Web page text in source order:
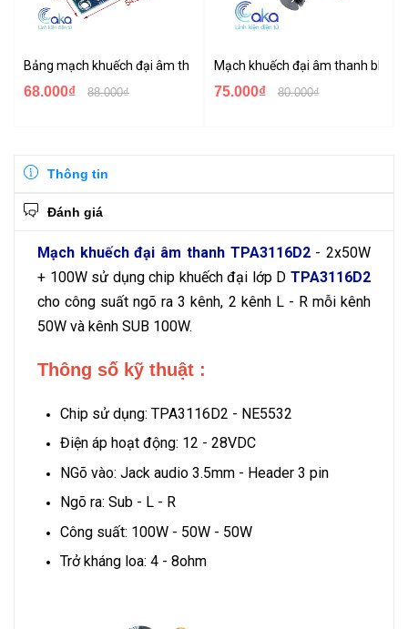
Bảng mạch khuếch đại âm thanh kỹ thuật số mini XH-M311 60W
68.000₫ 88.000₫
Mạch khuếch đại âm thanh
75.000₫ 80.000₫
Thông tin
Đánh giá
Mạch khuếch đại âm thanh TPA3116D2- 2x50W
+ 100W sử dụng chip khuếch đại lớp D TPA3116D2
cho công suất ngõ ra 3 kênh, 2 kênh L - R mỗi kênh
50W và kênh SUB 100W.
Thông số kỹ thuật :
Chip sử dụng: TPA3116D2 - NE5532
Điện áp hoạt động: 12 - 28VDC
NGõ vào: Jack audio 3.5mm - Header 3 pin
Ngõ ra: Sub - L - R
Công suất: 100W - 50W - 50W
Trở kháng loa: 4 - 8ohm